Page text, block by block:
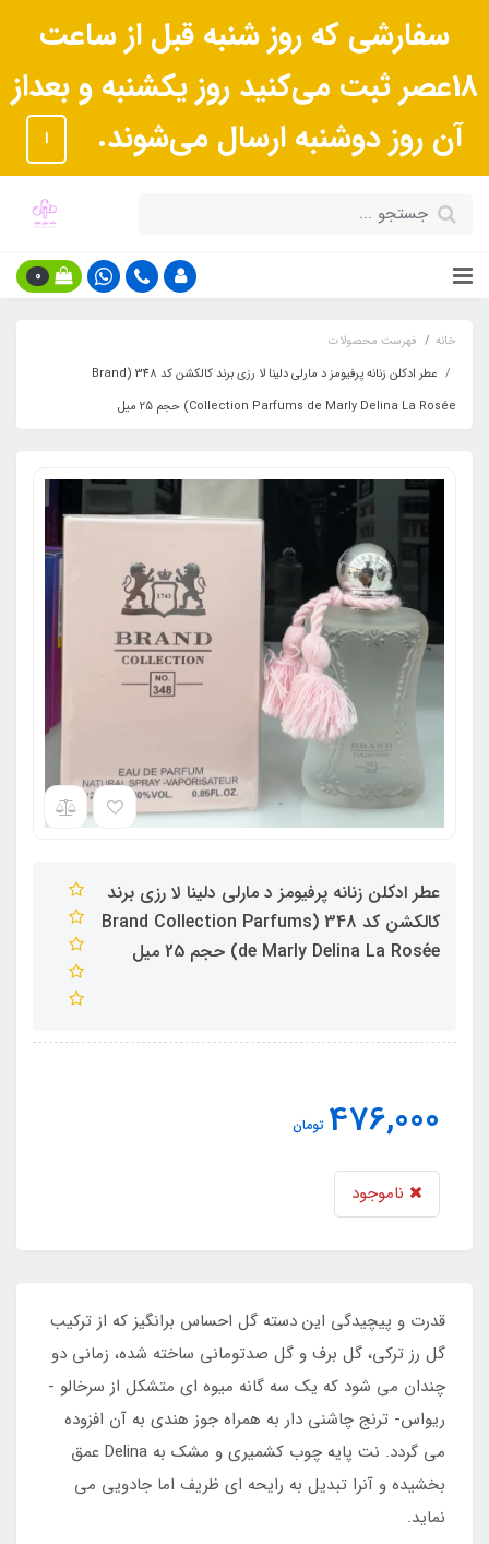
سفارشی که روز شنبه قبل از ساعت
18عصر ثبت می‌کنید روز یکشنبه و بعداز
آن روز دوشنبه ارسال می‌شوند.
ا
0
خانه
فهرست محصولات
عطر ادکلن زنانه پرفیومز د مارلی دلینا لا رزی برند کالکشن کد 348 (Brand
Collection Parfums de Marly Delina La Rosée) حجم 25 میل
عطر ادکلن زنانه پرفیومز د مارلی دلینا لا رزی برند
کالکشن کد 348 (Brand Collection Parfums
de Marly Delina La Rosée) حجم 25 میل
476,000 تومان
ناموجود
قدرت و پیچیدگی این دسته گل احساس برانگیز که از ترکیب
گل رز ترکی، گل برف و گل صدتومانی ساخته شده، زمانی دو
چندان می شود که یک سه گانه میوه ای متشکل از سرخالو -
ریواس- ترنج چاشنی دار به همراه جوز هندی به آن افزوده
می گردد. نت پایه چوب کشمیری و مشک به Delina عمق
بخشیده و آنرا تبدیل به رایحه ای ظریف اما جادویی می
نماید.